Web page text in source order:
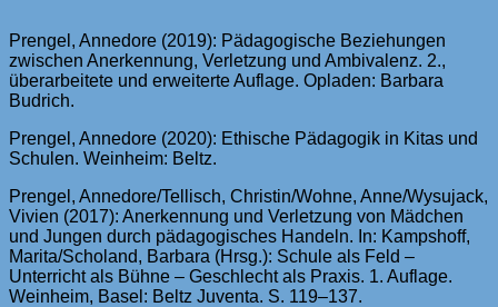
Prengel, Annedore (2019): Pädagogische Beziehungen
zwischen Anerkennung, Verletzung und Ambivalenz. 2.,
überarbeitete und erweiterte Auflage. Opladen: Barbara
Budrich.
Prengel, Annedore (2020): Ethische Pädagogik in Kitas und
Schulen. Weinheim: Beltz.
Prengel, Annedore/Tellisch, Christin/Wohne, Anne/Wysujack,
Vivien (2017): Anerkennung und Verletzung von Mädchen
und Jungen durch pädagogisches Handeln. In: Kampshoff,
Marita/Scholand, Barbara (Hrsg.): Schule als Feld –
Unterricht als Bühne – Geschlecht als Praxis. 1. Auflage.
Weinheim, Basel: Beltz Juventa. S. 119–137.